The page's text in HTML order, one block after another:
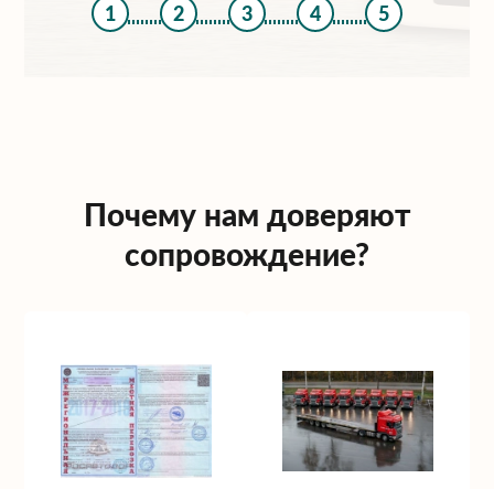
1 2 3 4 5
Почему нам доверяют
сопровождение?